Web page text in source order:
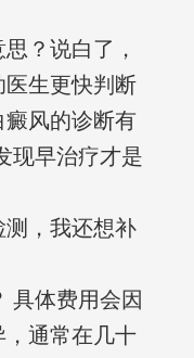
？说白了，
生更快判断
风的诊断有
现早治疗才是
，我还想补
具体费用会因
，通常在几十